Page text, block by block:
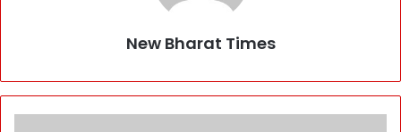
New Bharat Times